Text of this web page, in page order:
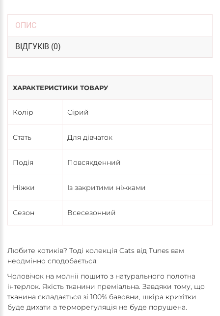
ОПИС
ВІДГУКІВ (0)
ХАРАКТЕРИСТИКИ ТОВАРУ
Колір Сірий
Стать Для дівчаток
Подія Повсякденний
Ніжки Із закритими ніжками
Сезон Всесезонний
Любите котиків? Тоді колекція Cats від Tunes вам
неодмінно сподобається.
Чоловічок на молнії пошито з натурального полотна
інтерлок. Якість тканини преміальна. Завдяки тому, що
тканина складається зі 100% бавовни, шкіра крихітки
буде дихати а терморегуляція не буде порушена.